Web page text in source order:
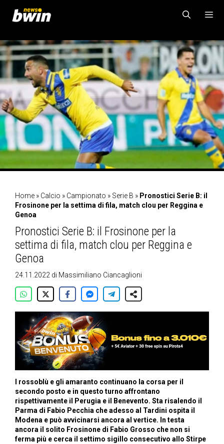
contenuto
MENU
Home » Calcio » Campionato » Serie B » Pronostici Serie B: il
Frosinone per la settima di fila, match clou per Reggina e
Genoa
Pronostici Serie B: il Frosinone per la
settima di fila, match clou per Reggina e
Genoa
24.11.2022 di Massimiliano Ciancaglioni
I rossoblù e gli amaranto continuano la corsa per il
secondo posto e in questo turno affrontano
rispettivamente il Perugia e il Benevento. Sta risalendo il
Parma di Fabio Pecchia che adesso al Tardini ospita il
Modena e può avvicinarsi ancora al vertice. In testa
ancora il solito Frosinone di Fabio Grosso che non si
ferma più e cerca il settimo sigillo consecutivo allo Stirpe